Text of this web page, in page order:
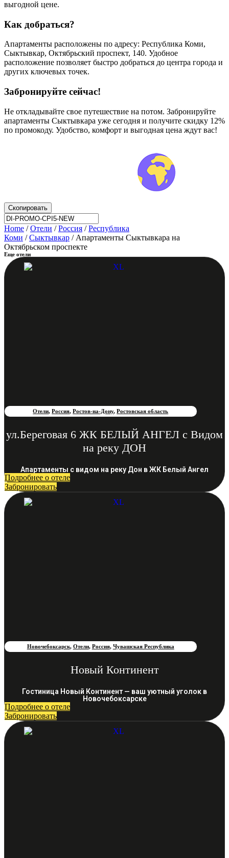
выгодной цене.
Как добраться?
Апартаменты расположены по адресу: Республика Коми,
Сыктывкар, Октябрьский проспект, 140. Удобное
расположение позволяет быстро добраться до центра города и
других ключевых точек.
Забронируйте сейчас!
Не откладывайте свое путешествие на потом. Забронируйте
апартаменты Сыктывкара уже сегодня и получите скидку 12%
по промокоду. Удобство, комфорт и выгодная цена ждут вас!
Скопировать
Home /Отели /Россия /Республика
Коми /Сыктывкар / Апартаменты Сыктывкара на
Октябрьском проспекте
Еще отели
Отели,Россия,Ростов-на-Дону,Ростовская область
ул.Береговая 6 ЖК БЕЛЫЙ АНГЕЛ с Видом
на реку ДОН
Апартаменты с видом на реку Дон в ЖК Белый Ангел
Подробнее о отеле
Забронировать
Новочебоксарск, Отели, Россия, Чувашская Республика
Новый Континент
Гостиница Новый Континент — ваш уютный уголок в
Новочебоксарске
Подробнее о отеле
Забронировать